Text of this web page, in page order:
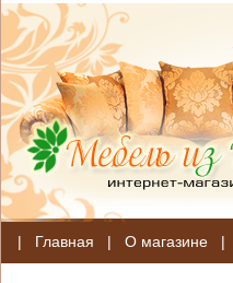
| Главная | О магазине |